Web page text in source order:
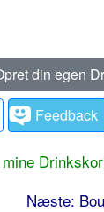
din egen
Feedback
Næste: